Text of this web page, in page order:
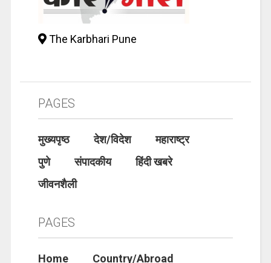
The Karbhari Pune
PAGES
मुख्यपृष्ठ देश/विदेश
महाराष्ट्र
पुणे
संपादकीय
हिंदी खबरे
जीवनशैली
PAGES
Home Country/Abroad